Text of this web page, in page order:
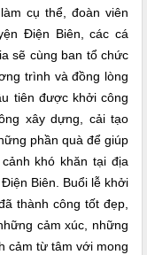
cụ thể, đoàn viên
Điện Biên, các cá
sẽ cùng ban tổ chức
trình và đồng lòng
tiên được khởi công
xây dựng, cải tạo
phần quà để giúp
khó khăn tại địa
Biên. Buổi lễ khởi
thành công tốt đẹp,
cảm xúc, những
cảm từ tâm với mong